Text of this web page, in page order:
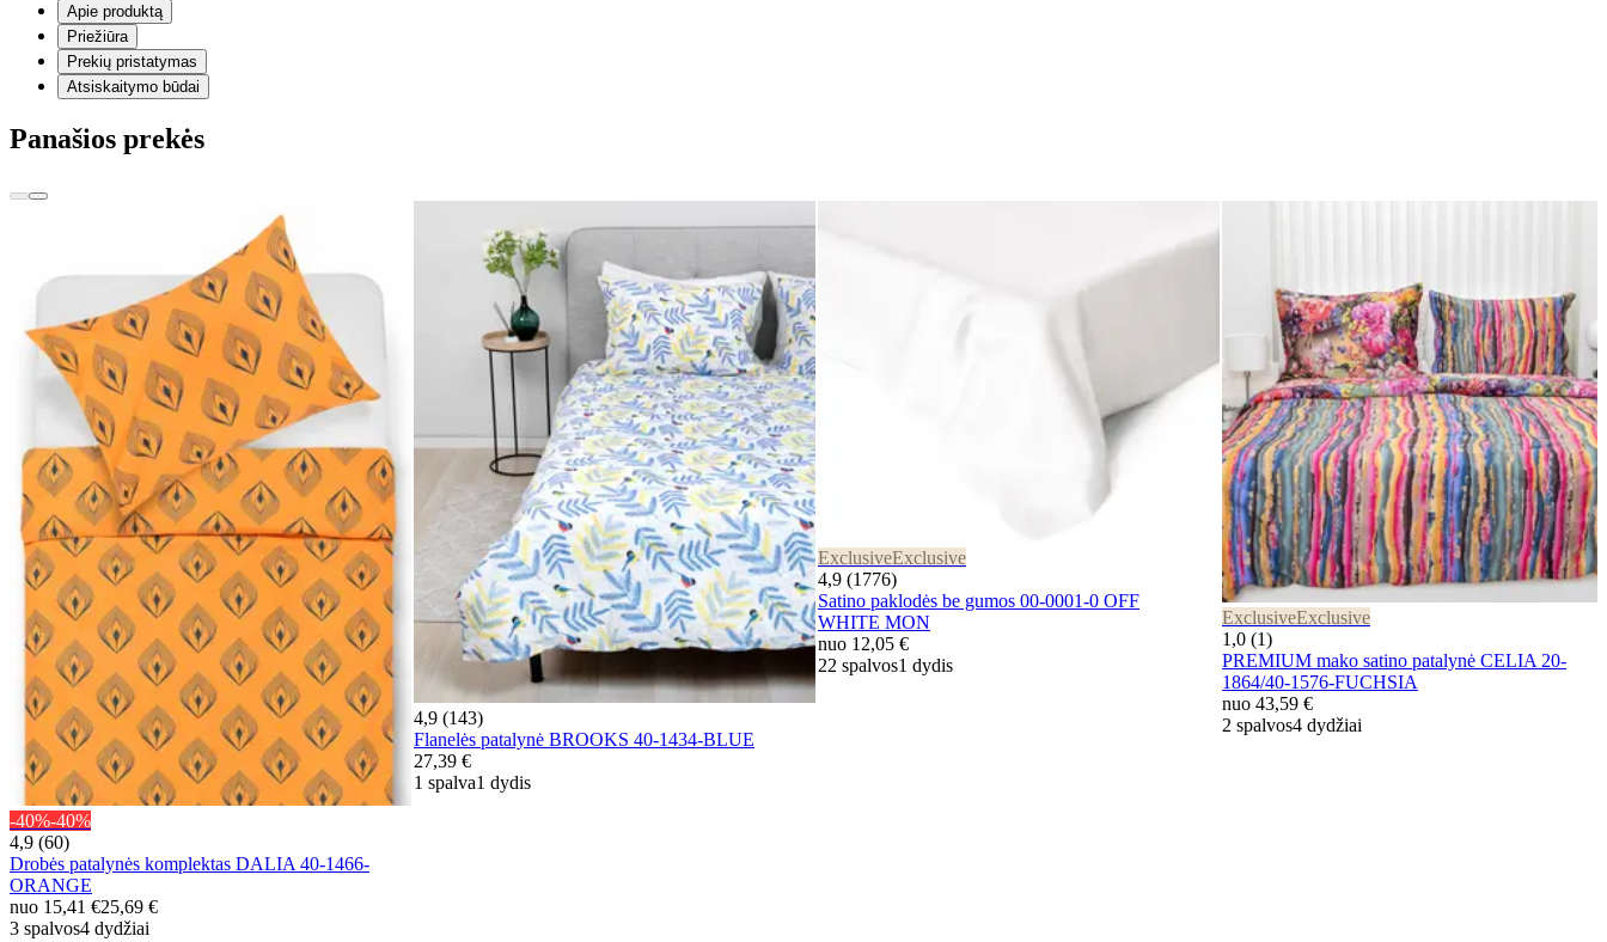
Apie produktą
Priežiūra
Prekių pristatymas
Atsiskaitymo būdai
Panašios prekės
-40%-40%
4,9 (60)
Drobės patalynės komplektas DALIA 40-1466-
ORANGE
nuo 15,41 €25,69 €
3 spalvos4 dydžiai
4,9 (143)
Flanelės patalynė BROOKS 40-1434-BLUE
27,39 €
1 spalva1 dydis
ExclusiveExclusive
4,9 (1776)
Satino paklodės be gumos 00-0001-0 OFF
WHITE MON
nuo 12,05 €
22 spalvos1 dydis
ExclusiveExclusive
1,0 (1)
PREMIUM mako satino patalynė CELIA 20-
1864/40-1576-FUCHSIA
nuo 43,59 €
2 spalvos4 dydžiai